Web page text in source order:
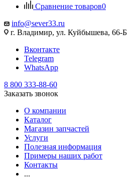
Сравнение товаров0
info@sever33.ru
г. Владимир, ул. Куйбышева, 66-Б
Вконтакте
Telegram
WhatsApp
8 800 333-88-60
Заказать звонок
О компании
Каталог
Магазин запчастей
Услуги
Полезная информация
Примеры наших работ
Контакты
...